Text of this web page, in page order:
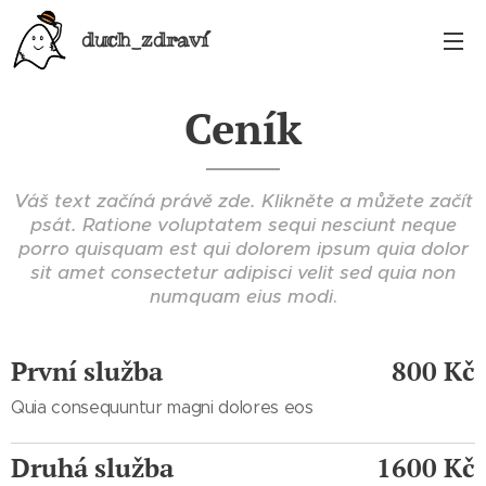
duch_zdraví
Ceník
Váš text začíná právě zde. Klikněte a můžete začít
psát. Ratione voluptatem sequi nesciunt neque
porro quisquam est qui dolorem ipsum quia dolor
sit amet consectetur adipisci velit sed quia non
numquam eius modi.
První služba
Quia consequuntur magni dolores eos
800 Kč
Druhá služba 1600 Kč